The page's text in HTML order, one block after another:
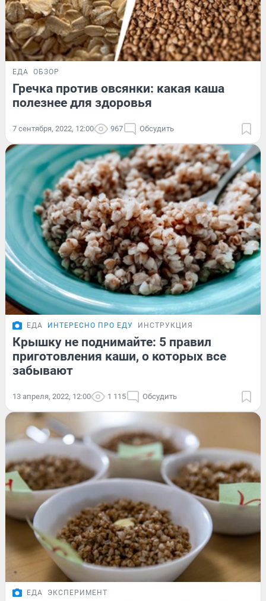
ЕДА ОБЗОР
Гречка против овсянки: какая каша
полезнее для здоровья
7 сентября, 2022, 12:00 967 Обсудить
ЕДА ИНТЕРЕСНО ПРО ЕДУ ИНСТРУКЦИЯ
Крышку не поднимайте: 5 правил
приготовления каши, о которых все
забывают
13 апреля, 2022, 12:00 1 115 Обсудить
ЕДА ЭКСПЕРИМЕНТ